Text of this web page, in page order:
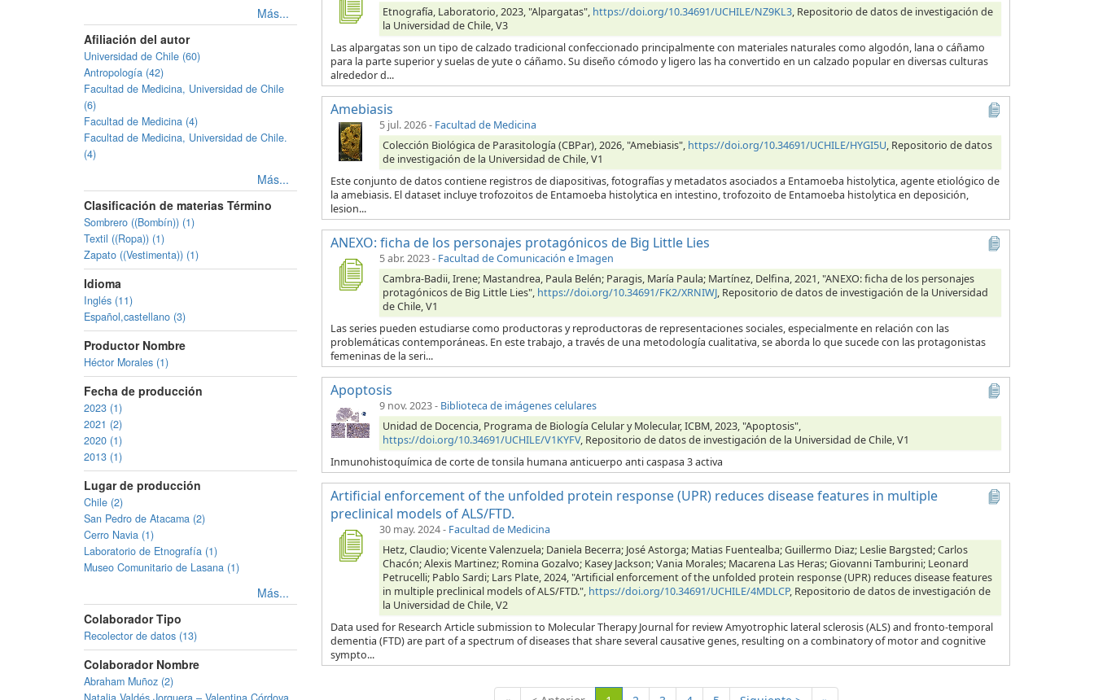
Más...
Afiliación del autor
Universidad de Chile (60)
Antropología (42)
Facultad de Medicina, Universidad de Chile
(6)
Facultad de Medicina (4)
Facultad de Medicina, Universidad de Chile.
(4)
Más...
Clasificación de materias Término
Sombrero ((Bombín)) (1)
Textil ((Ropa)) (1)
Zapato ((Vestimenta)) (1)
Idioma
Inglés (11)
Español,castellano (3)
Productor Nombre
Héctor Morales (1)
Fecha de producción
2023 (1)
2021 (2)
2020 (1)
2013 (1)
Lugar de producción
Chile (2)
San Pedro de Atacama (2)
Cerro Navia (1)
Laboratorio de Etnografía (1)
Museo Comunitario de Lasana (1)
Más...
Colaborador Tipo
Recolector de datos (13)
Colaborador Nombre
Abraham Muñoz (2)
Etnografía, Laboratorio, 2023, "Alpargatas", https://doi.org/10.34691/UCHILE/NZ9KL3, Repositorio de datos de investigación de
la Universidad de Chile, V3
Las alpargatas son un tipo de calzado tradicional confeccionado principalmente con materiales naturales como algodón, lana o cáñamo
para la parte superior y suelas de yute o cáñamo. Su diseño cómodo y ligero las ha convertido en un calzado popular en diversas culturas
alrededor d...
Amebiasis
5 jul. 2026- Facultad de Medicina
Colección Biológica de Parasitología (CBPar), 2026, "Amebiasis", https://doi.org/10.34691/UCHILE/HYGI5U, Repositorio de datos
de investigación de la Universidad de Chile, V1
Este conjunto de datos contiene registros de diapositivas, fotografías y metadatos asociados a Entamoeba histolytica, agente etiológico de
la amebiasis. El dataset incluye trofozoitos de Entamoeba histolytica en intestino, trofozoito de Entamoeba histolytica en deposición,
lesion...
ANEXO: ficha de los personajes protagónicos de Big Little Lies
5 abr. 2023- Facultad de Comunicación e Imagen
Cambra-Badii, Irene; Mastandrea, Paula Belén; Paragis, María Paula; Martínez, Delfina, 2021, "ANEXO: ficha de los personajes
protagónicos de Big Little Lies", https://doi.org/10.34691/FK2/XRNIWJ, Repositorio de datos de investigación de la Universidad
de Chile, V1
Las series pueden estudiarse como productoras y reproductoras de representaciones sociales, especialmente en relación con las
problemáticas contemporáneas. En este trabajo, a través de una metodología cualitativa, se aborda lo que sucede con las protagonistas
femeninas de la seri...
Apoptosis
9 nov. 2023- Biblioteca de imágenes celulares
Unidad de Docencia, Programa de Biología Celular y Molecular, ICBM, 2023, "Apoptosis",
https://doi.org/10.34691/UCHILE/V1KYFV, Repositorio de datos de investigación de la Universidad de Chile, V1
Inmunohistoquímica de corte de tonsila humana anticuerpo anti caspasa 3 activa
Artificial enforcement of the unfolded protein response (UPR) reduces disease features in multiple
preclinical models of ALS/FTD.
30 may. 2024- Facultad de Medicina
Hetz, Claudio; Vicente Valenzuela; Daniela Becerra; José Astorga; Matias Fuentealba; Guillermo Diaz; Leslie Bargsted; Carlos
Chacón; Alexis Martinez; Romina Gozalvo; Kasey Jackson; Vania Morales; Macarena Las Heras; Giovanni Tamburini; Leonard
Petrucelli; Pablo Sardi; Lars Plate, 2024, "Artificial enforcement of the unfolded protein response (UPR) reduces disease features
in multiple preclinical models of ALS/FTD.", https://doi.org/10.34691/UCHILE/4MDLCP, Repositorio de datos de investigación de
la Universidad de Chile, V2
Data used for Research Article submission to Molecular Therapy Journal for review Amyotrophic lateral sclerosis (ALS) and fronto-temporal
dementia (FTD) are part of a spectrum of diseases that share several causative genes, resulting on a combinatory of motor and cognitive
sympto...